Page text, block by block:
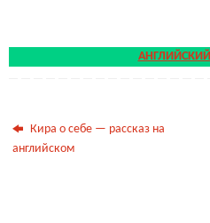
Кира о себе — рассказ на
английском